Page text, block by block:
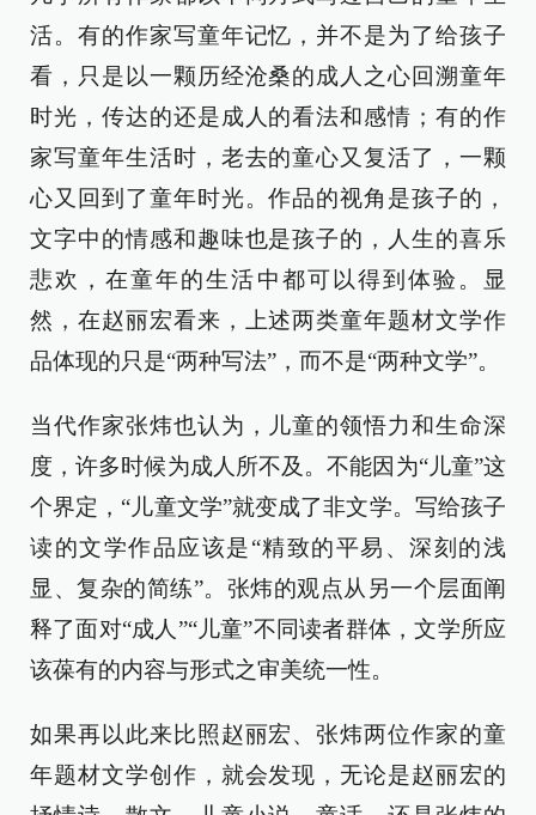
活。有的作家写童年记忆，并不是为了给孩子
看，只是以一颗历经沧桑的成人之心回溯童年
时光，传达的还是成人的看法和感情；有的作
家写童年生活时，老去的童心又复活了，一颗
心又回到了童年时光。作品的视角是孩子的，
文字中的情感和趣味也是孩子的，人生的喜乐
悲欢，在童年的生活中都可以得到体验。显
然，在赵丽宏看来，上述两类童年题材文学作
品体现的只是“两种写法”，而不是“两种文学”。
当代作家张炜也认为，儿童的领悟力和生命深
度，许多时候为成人所不及。不能因为“儿童”这
个界定，“儿童文学”就变成了非文学。写给孩子
读的文学作品应该是“精致的平易、深刻的浅
显、复杂的简练”。张炜的观点从另一个层面阐
释了面对“成人”“儿童”不同读者群体，文学所应
该葆有的内容与形式之审美统一性。
如果再以此来比照赵丽宏、张炜两位作家的童
年题材文学创作，就会发现，无论是赵丽宏的